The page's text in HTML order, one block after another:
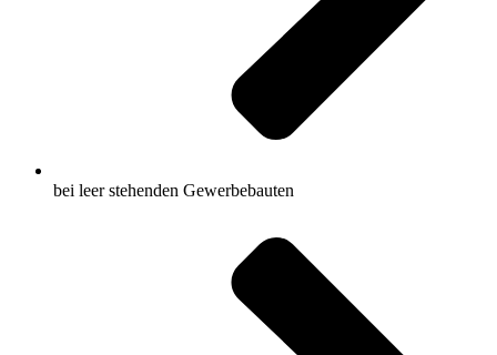
bei leer stehenden Gewerbebauten